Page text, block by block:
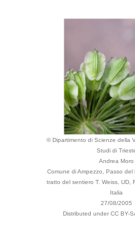
© Dipartimento di Scienze della
Studi di
Andrea Moro
Comune di Ampezzo, Passo del
tratto del sentiero T. Weiss, UD,
Italia
27/08/2005
Distributed under CC BY-